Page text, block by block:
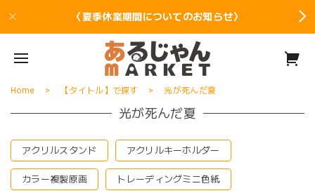
〈夏季休業期間についてのお知らせ〉
Home 【タイトル】で探す 光が死んだ夏
光が死んだ夏
アクリルスタンド アクリルキーホルダー
カラー複製原画 トレーディングミニ色紙